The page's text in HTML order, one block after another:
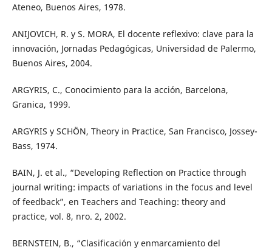
Ateneo, Buenos Aires, 1978.
ANIJOVICH, R. y S. MORA, El docente reflexivo: clave para la
innovación, Jornadas Pedagógicas, Universidad de Palermo,
Buenos Aires, 2004.
ARGYRIS, C., Conocimiento para la acción, Barcelona,
Granica, 1999.
ARGYRIS y SCHÖN, Theory in Practice, San Francisco, Jossey-
Bass, 1974.
BAIN, J. et al., “Developing Reflection on Practice through
journal writing: impacts of variations in the focus and level
of feedback”, en Teachers and Teaching: theory and
practice, vol. 8, nro. 2, 2002.
BERNSTEIN, B., “Clasificación y enmarcamiento del